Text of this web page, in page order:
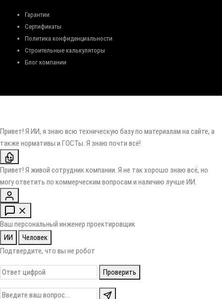
Гарантии
Сертификаты
Политика конфиденциальности
Строительные калькуляторы
Блог компании
Привет! Я ИИ, я знаю всю техническую базу по материалам на сайте, а
также нормативы и ГОСТы. Я знаю почти всё!
Привет! Я живой сотрудник компании. Я не так хорошо знаю всё, но
могу ответить по коммерческим вопросам и наличию лучше ИИ.
Ваш персональный инженер проектировщик
ИИ
Человек
Подтвердите, что вы не робот
Проверить